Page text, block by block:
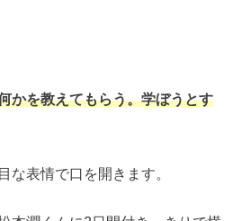
かを教えてもらう。学ぼうとす
な表情で口を開きます。